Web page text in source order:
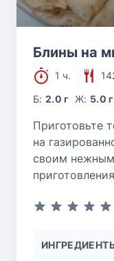
Блины на
1 ч.
Б:2.0 г Ж: 5.0 г
Приготовьте
на
своим